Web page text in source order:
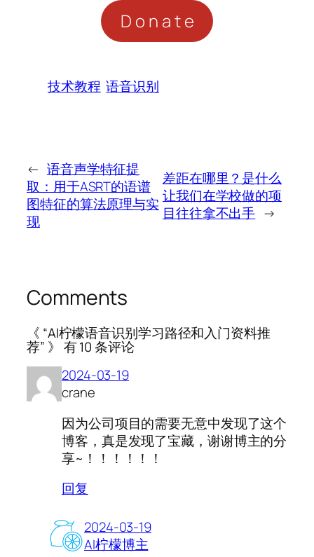
Donate
技术教程 语音识别
← 语音声学特征提
取：用于ASRT的语谱
图特征的算法原理与实
现
差距在哪里？是什么
让我们在学校做的项
目往往拿不出手 →
Comments
《 “AI柠檬语音识别学习路径和入门资料推
荐” 》 有 10 条评论
2024-03-19
crane
因为公司项目的需要无意中发现了这个
博客，真是发现了宝藏，谢谢博主的分
享~！！！！！！
回复
2024-03-19
AI柠檬博主